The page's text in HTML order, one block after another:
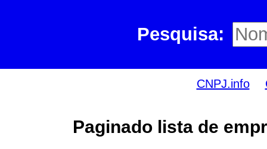
Pesquisa:
CNPJ.info
Paginado lista de